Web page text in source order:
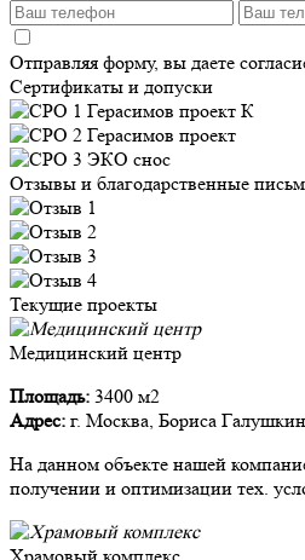
Отправляя форму, вы даете
Сертификаты и допуски
Отзывы и благодарственные
Текущие проекты
Медицинский центр
Площадь: 3400 м2
Адрес: г. Москва, Бориса
На данном объекте нашей
получении и оптимизации тех.
Храмовый комплекс